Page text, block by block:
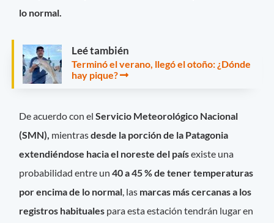
lo normal.
Leé también
Terminó el verano, llegó el otoño: ¿Dónde
hay pique?
De acuerdo con elServicio Meteorológico Nacional
(SMN), mientrasdesde la porción de la Patagonia
extendiéndose hacia el noreste del paísexiste una
probabilidad entre un40 a 45 % de tener temperaturas
por encima de lo normal, las marcas más cercanas a los
registros habituales para esta estación tendrán lugar en